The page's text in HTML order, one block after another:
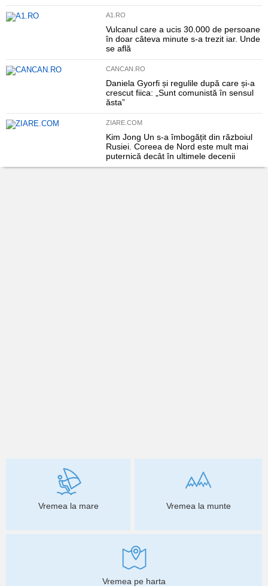
A1.RO
Vulcanul care a ucis 30.000 de persoane
în doar câteva minute s-a trezit iar. Unde
se află
CANCAN.RO
Daniela Gyorfi și regulile după care și-a
crescut fiica: „Sunt comunistă în sensul
ăsta”
ZIARE.COM
Kim Jong Un s-a îmbogățit din războiul
Rusiei. Coreea de Nord este mult mai
puternică decât în ultimele decenii
Vremea la mare Vremea la munte
Vremea pe harta